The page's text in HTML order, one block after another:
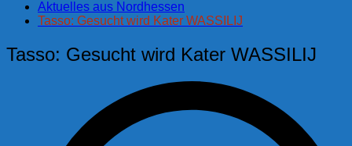
Aktuelles aus Nordhessen
Tasso: Gesucht wird Kater WASSILIJ
Tasso: Gesucht wird Kater WASSILIJ